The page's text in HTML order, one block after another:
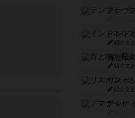
テンプ
インド
紹介文
宵と暁
紹介文
リスボ
紹介文
アマナ